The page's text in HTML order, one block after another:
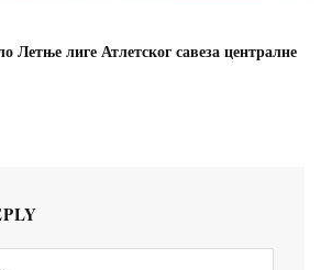
Летње лиге Атлетског савеза централне